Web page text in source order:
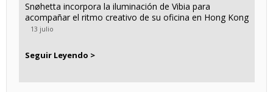
Snøhetta incorpora la iluminación de Vibia para
acompañar el ritmo creativo de su oficina en Hong Kong
13 julio
Seguir Leyendo >